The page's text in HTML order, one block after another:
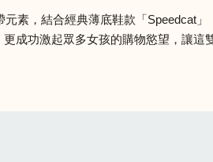
素，結合經典薄底鞋款「Speedcat」
成功激起眾多女孩的購物慾望，讓這